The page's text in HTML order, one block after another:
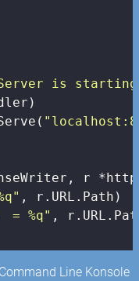
Server is
r
, r.URL.Path)
= %q" ,
Line Konsole